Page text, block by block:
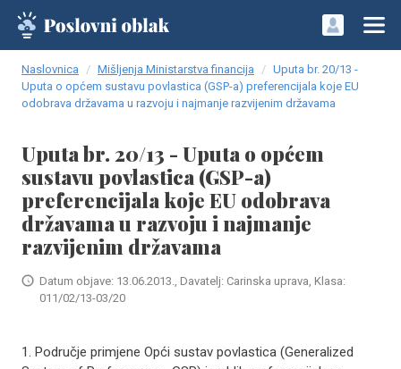
Naslovnica Mišljenja Ministarstva financija
Uputa br. 20/13 -
Uputa o općem sustavu povlastica (GSP-a) preferencijala koje EU
odobrava državama u razvoju i najmanje razvijenim državama
Uputa br. 20/13 - Uputa o općem
sustavu povlastica (GSP-a)
preferencijala koje EU odobrava
državama u razvoju i najmanje
razvijenim državama
Datum objave: 13.06.2013., Davatelj: Carinska uprava, Klasa:
011/02/13-03/20
1. Područje primjene Opći sustav povlastica (Generalized